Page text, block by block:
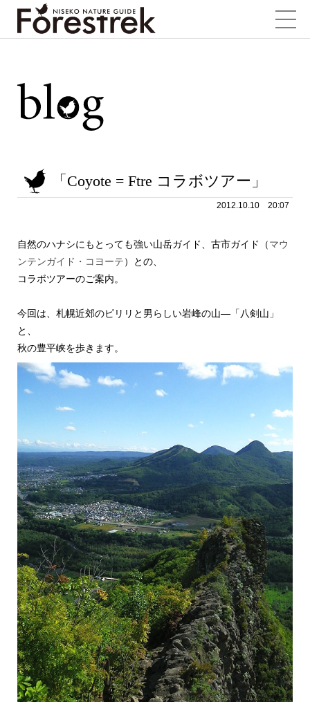
2012.10.10 20:07
「Coyote = Ftre コラボツアー」
自然のハナシにもとっても強い山岳ガイド、古市ガイド（マウ
ンテンガイド・コヨーテ）との、
コラボツアーのご案内。
今回は、札幌近郊のピリリと男らしい岩峰の山―「八剣山」
と、
秋の豊平峡を歩きます。